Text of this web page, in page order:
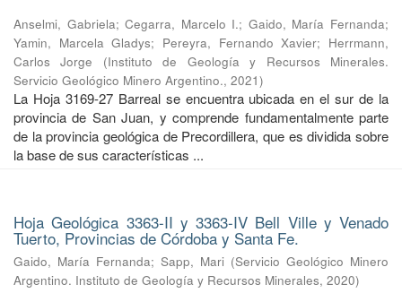
Anselmi, Gabriela;Cegarra, Marcelo I.; Gaido, María Fernanda;
Yamin, Marcela Gladys; Pereyra, Fernando Xavier; Herrmann,
Carlos Jorge
(Instituto de Geología y Recursos Minerales.
Servicio Geológico Minero Argentino., 2021)
La Hoja 3169-27 Barreal se encuentra ubicada en el sur de la
provincia de San Juan, y comprende fundamentalmente parte
de la provincia geológica de Precordillera, que es dividida sobre
la base de sus características ...
Hoja Geológica 3363-II y 3363-IV Bell Ville y Venado
Tuerto, Provincias de Córdoba y Santa Fe.
Gaido, María Fernanda; Sapp, Mari (Servicio Geológico Minero
Argentino. Instituto de Geología y Recursos Minerales, 2020)